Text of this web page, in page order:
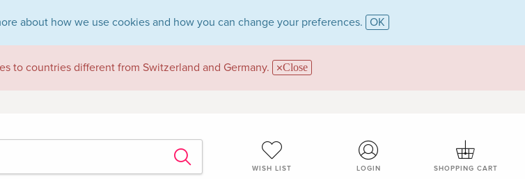
about how we use cookies and how you can change your preferences. OK
to countries different from Switzerland and Germany. Close
WISH LIST LOGIN SHOPPING CART